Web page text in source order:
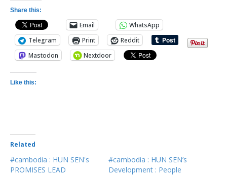
Share this:
Email
WhatsApp
Telegram
Print
Reddit
Mastodon
Nextdoor
Like this:
Related
#cambodia : HUN SEN's
PROMISES LEAD
#cambodia : HUN SEN’s
Development : People